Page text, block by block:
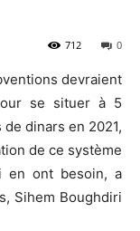
0
712
devraient
se situer à 5
dinars en 2021,
de ce système
en ont besoin, a
Sihem Boughdiri